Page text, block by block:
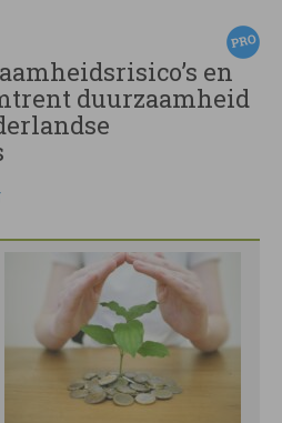
en
duurzaamheid